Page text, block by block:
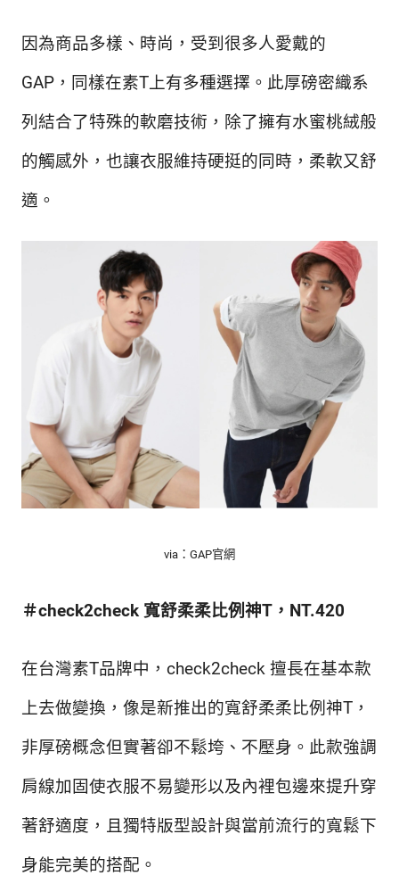
因為商品多樣、時尚，受到很多人愛戴的
GAP，同樣在素T上有多種選擇。此厚磅密織系
列結合了特殊的軟磨技術，除了擁有水蜜桃絨般
的觸感外，也讓衣服維持硬挺的同時，柔軟又舒
適。
via：GAP官網
＃check2check 寬舒柔柔比例神T，NT.420
在台灣素T品牌中，check2check 擅長在基本款
上去做變換，像是新推出的寬舒柔柔比例神T，
非厚磅概念但實著卻不鬆垮、不壓身。此款強調
肩線加固使衣服不易變形以及內裡包邊來提升穿
著舒適度，且獨特版型設計與當前流行的寬鬆下
身能完美的搭配。